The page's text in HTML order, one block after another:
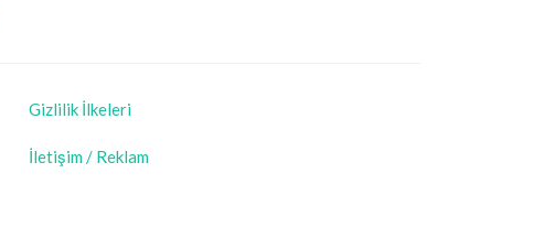
Gizlilik İlkeleri
İletişim / Reklam